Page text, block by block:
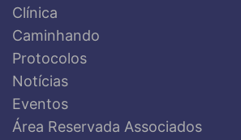
Clínica
Caminhando
Protocolos
Notícias
Eventos
Área Reservada Associados